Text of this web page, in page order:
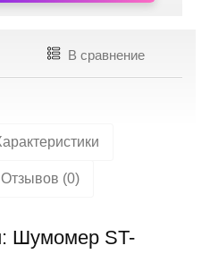
В сравнение
Отзывов (0)
Шумомер ST-